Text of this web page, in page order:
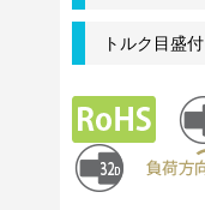
トルク目盛付